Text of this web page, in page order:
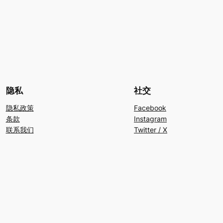
隐私
隐私政策
条款
联系我们
社交
Facebook
Instagram
Twitter / X